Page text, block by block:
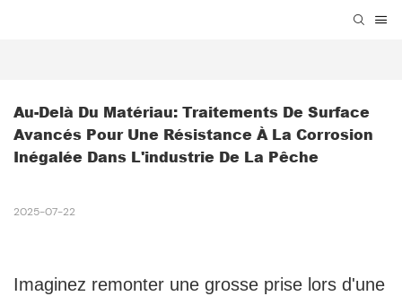
Au-Delà Du Matériau: Traitements De Surface
Avancés Pour Une Résistance À La Corrosion
Inégalée Dans L'industrie De La Pêche
2025-07-22
Imaginez remonter une grosse prise lors d'une